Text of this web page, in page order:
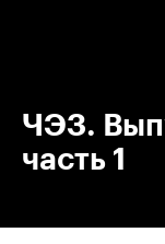
ЧЭЗ.
часть 1